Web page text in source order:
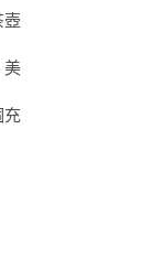
壺
美
充